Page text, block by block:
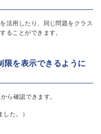
活用したり、同じ問題をクラス
ることができます。
を表示できるように
ら確認できます。
た。）